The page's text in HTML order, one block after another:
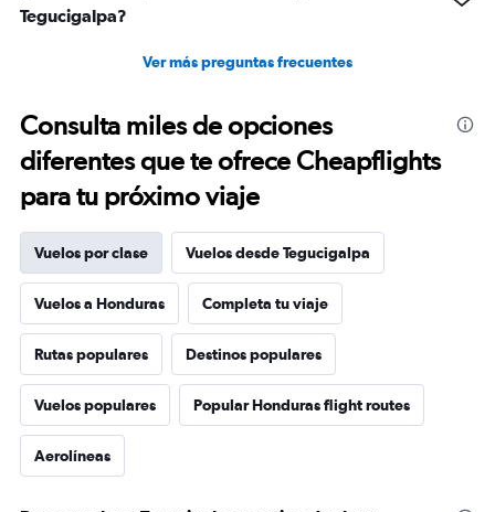
Tegucigalpa?
Ver más preguntas frecuentes
Consulta miles de opciones
diferentes que te ofrece Cheapflights
para tu próximo viaje
Vuelos por clase Vuelos desde Tegucigalpa
Vuelos a Honduras Completa tu viaje
Rutas populares Destinos populares
Vuelos populares Popular Honduras flight routes
Aerolíneas